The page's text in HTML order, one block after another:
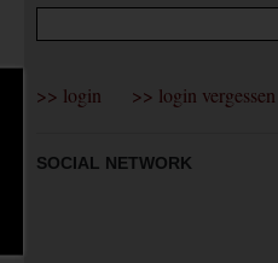
SOCIAL NETWORK